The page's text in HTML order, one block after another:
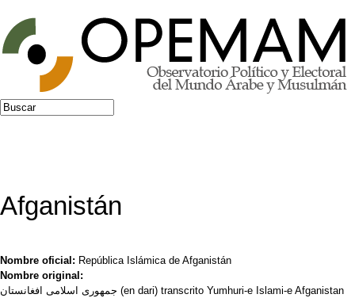
Jump to navigation
Formulario de búsqueda
Buscar
Afganistán
Nombre oficial: República Islámica de Afganistán
Nombre original:
جمهوری اسلامی افغانستان (en dari) transcrito Yumhuri-e Islami-e Afganistan